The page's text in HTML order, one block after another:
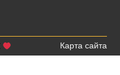
Карта сайта